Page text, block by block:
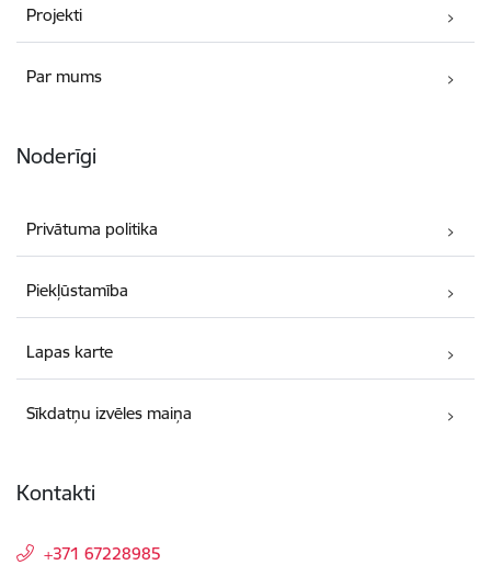
Projekti
Par mums
Noderīgi
Privātuma politika
Piekļūstamība
Lapas karte
Sīkdatņu izvēles maiņa
Kontakti
+371 67228985